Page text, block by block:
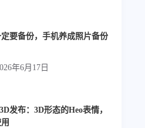
要备份，手机养成照片备份
年6月17日
发布：3D形态的Heo表情，